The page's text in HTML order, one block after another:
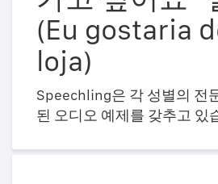
(Eu gostaria
loja)
Speechling은 각 성별의 전
된 오디오 예제를 갖추고 있